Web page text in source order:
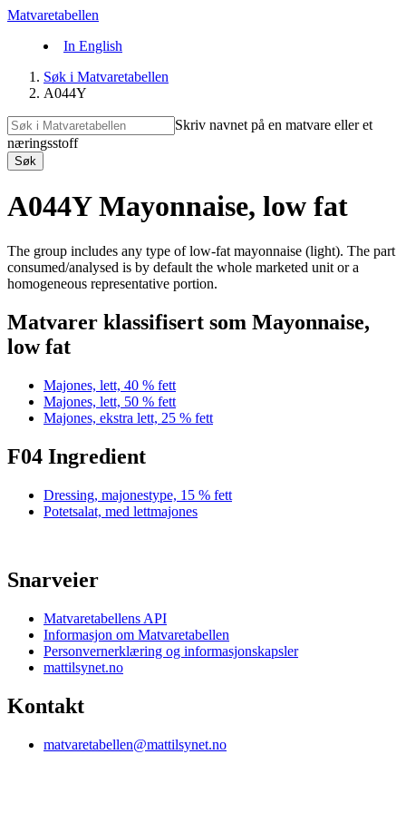
Matvaretabellen
In English
Søk i Matvaretabellen
A044Y
Skriv navnet på en matvare eller et
næringsstoff
Søk
A044Y Mayonnaise, low fat
The group includes any type of low-fat mayonnaise (light). The part
consumed/analysed is by default the whole marketed unit or a
homogeneous representative portion.
Matvarer klassifisert som Mayonnaise,
low fat
Majones, lett, 40 % fett
Majones, lett, 50 % fett
Majones, ekstra lett, 25 % fett
F04 Ingredient
Dressing, majonestype, 15 % fett
Potetsalat, med lettmajones
Snarveier
Matvaretabellens API
Informasjon om Matvaretabellen
Personvernerklæring og informasjonskapsler
mattilsynet.no
Kontakt
matvaretabellen@mattilsynet.no